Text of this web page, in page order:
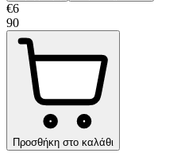
€6
90
Προσθήκη στο καλάθι